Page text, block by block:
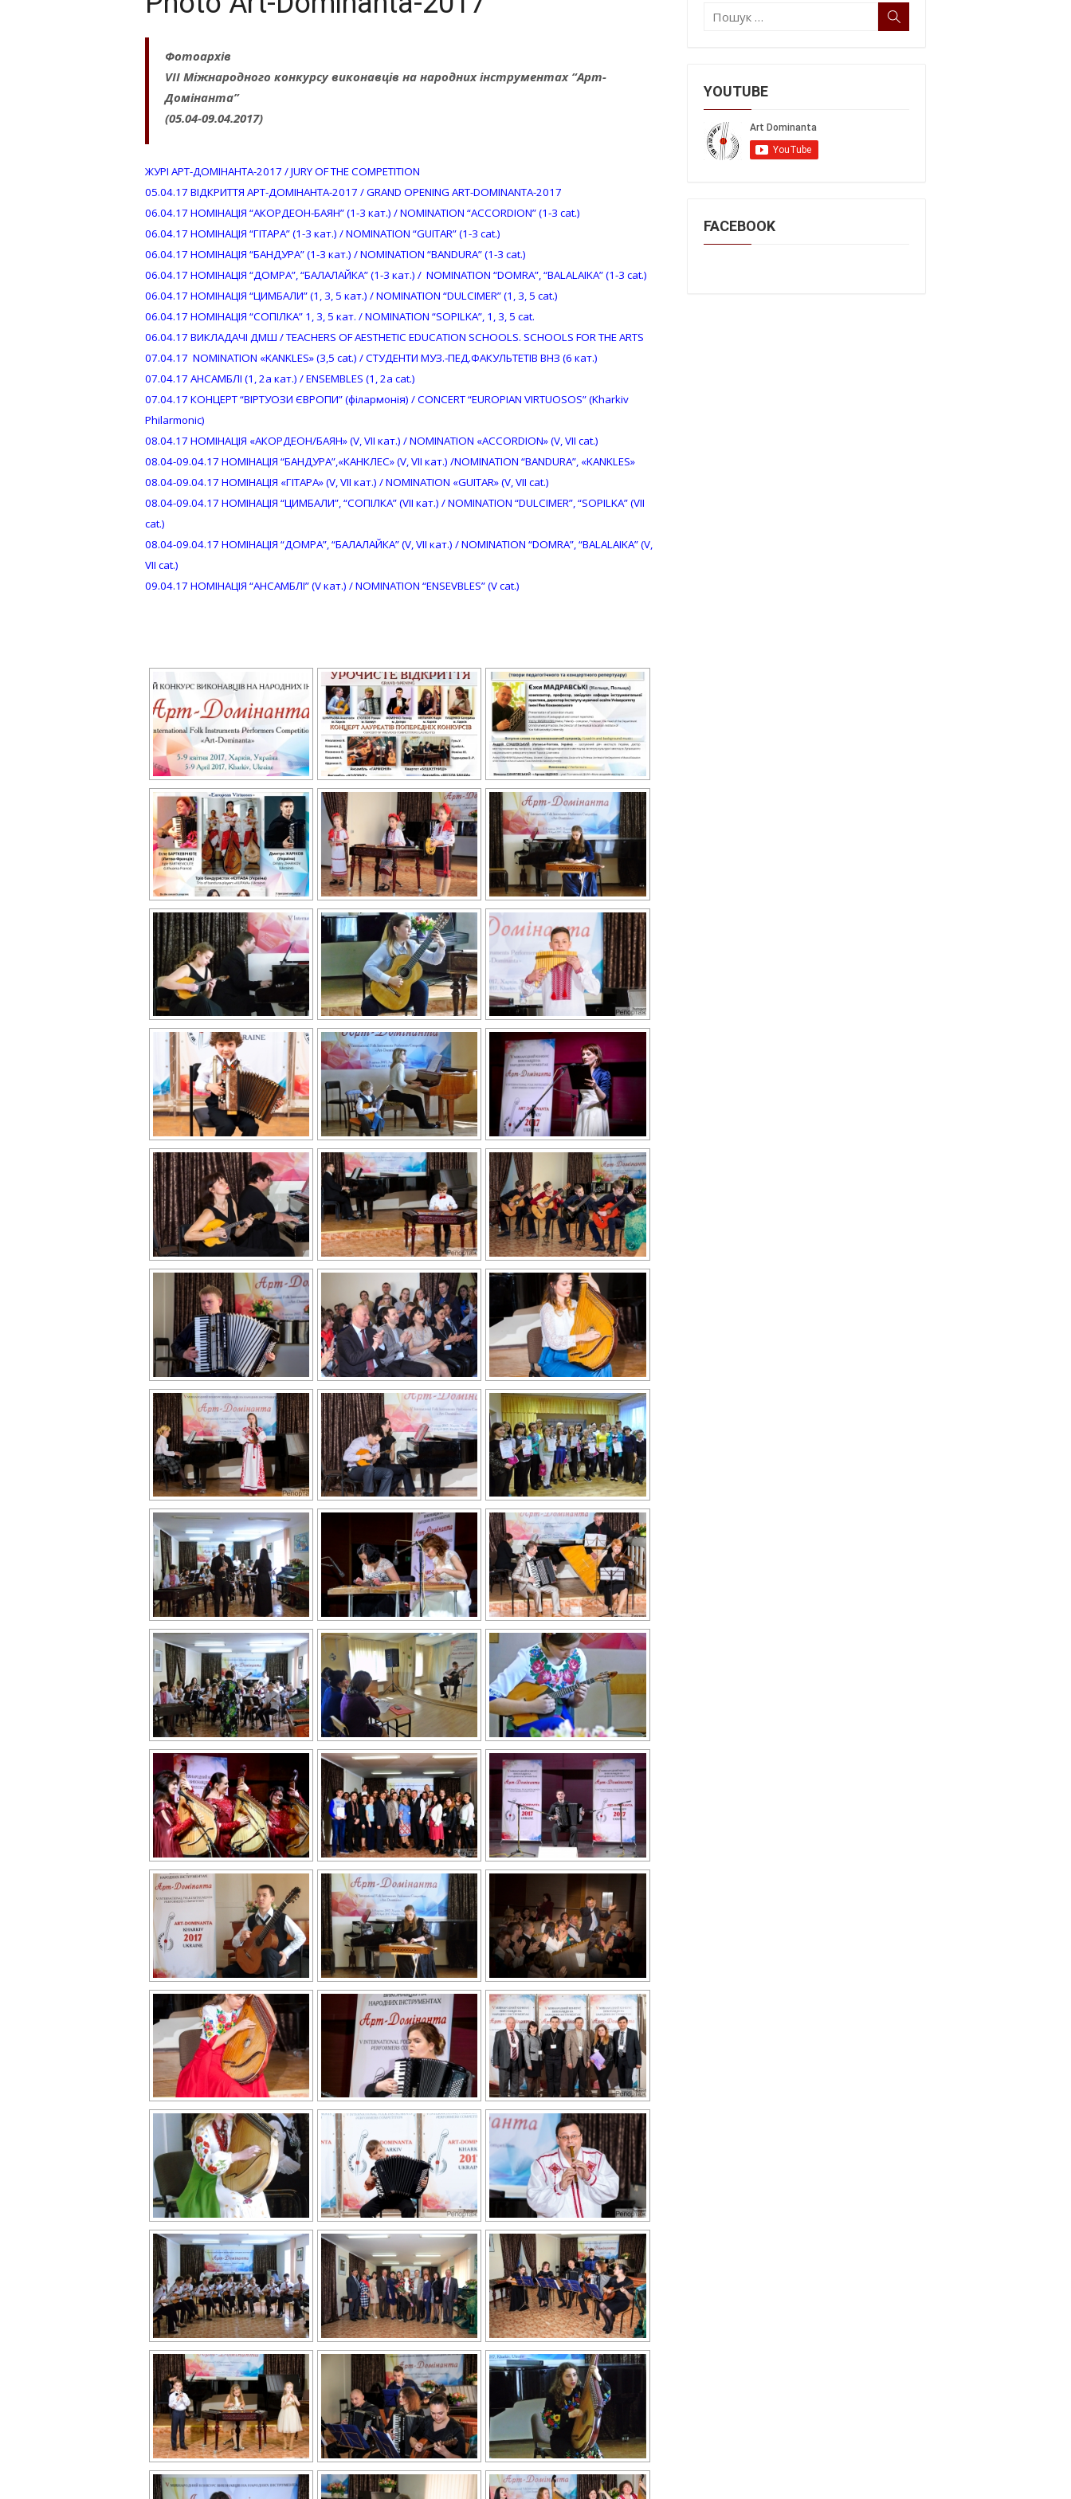
Фотоархів
VII Міжнародного конкурсу виконавців на народних інструментах “Арт-
Домінанта”
(05.04-09.04.2017)
ЖУРІ АРТ-ДОМІНАНТА-2017 / JURY OF THE COMPETITION
05.04.17 ВІДКРИТТЯ АРТ-ДОМІНАНТА-2017 / GRAND OPENING ART-DOMINANTA-2017
06.04.17 НОМІНАЦІЯ “АКОРДЕОН-БАЯН” (1-3 кат.) / NOMINATION “ACCORDION” (1-3 cat.)
06.04.17 НОМІНАЦІЯ “ГІТАРА” (1-3 кат.) / NOMINATION “GUITAR” (1-3 cat.)
06.04.17 НОМІНАЦІЯ “БАНДУРА” (1-3 кат.) / NOMINATION “BANDURA” (1-3 cat.)
06.04.17 НОМІНАЦІЯ “ДОМРА”, “БАЛАЛАЙКА” (1-3 кат.) / NOMINATION “DOMRA”, “BALALAIKA” (1-3 cat.)
06.04.17 НОМІНАЦІЯ “ЦИМБАЛИ” (1, 3, 5 кат.) / NOMINATION “DULCIMER” (1, 3, 5 cat.)
06.04.17 НОМІНАЦІЯ “СОПІЛКА” 1, 3, 5 кат. / NOMINATION “SOPILKA”, 1, 3, 5 cat.
06.04.17 ВИКЛАДАЧІ ДМШ / TEACHERS OF AESTHETIC EDUCATION SCHOOLS. SCHOOLS FOR THE ARTS
07.04.17 NOMINATION «KANKLES» (3,5 cat.) / CТУДЕНТИ МУЗ.-ПЕД.ФАКУЛЬТЕТІВ ВНЗ (6 кат.)
07.04.17 АНСАМБЛІ (1, 2а кат.) / ENSEMBLES (1, 2а cat.)
07.04.17 КОНЦЕРТ “ВІРТУОЗИ ЄВРОПИ” (філармонія) / CONCERT “EUROPIAN VIRTUOSOS” (Kharkiv
Philarmonic)
08.04.17 НОМІНАЦІЯ «АКОРДЕОН/БАЯН» (V, VII кат.) / NOMINATION «ACCORDION» (V, VII cat.)
08.04-09.04.17 НОМІНАЦІЯ “БАНДУРА”,«КАНКЛЕС» (V, VII кат.) /NOMINATION “BANDURA”, «KANKLES»
08.04-09.04.17 НОМІНАЦІЯ «ГІТАРА» (V, VII кат.) / NOMINATION «GUITAR» (V, VII cat.)
08.04-09.04.17 НОМІНАЦІЯ “ЦИМБАЛИ”, “СОПІЛКА” (VII кат.) / NOMINATION “DULCIMER”, “SOPILKA” (VІІ
cat.)
08.04-09.04.17 НОМІНАЦІЯ “ДОМРА”, “БАЛАЛАЙКА” (V, VII кат.) / NOMINATION “DOMRA”, “BALALAIKA” (V,
VII cat.)
09.04.17 НОМІНАЦІЯ “АНСАМБЛІ” (V кат.) / NOMINATION “ENSEVBLES” (V cat.)
Пошук:
YOUTUBE
FACEBOOK